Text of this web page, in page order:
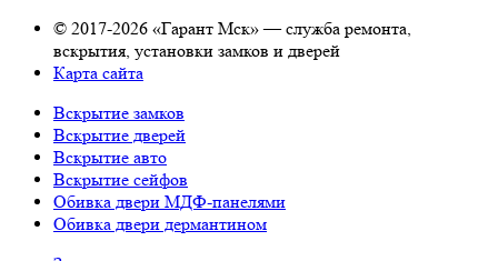
© 2017-2026 «Гарант Мск» — служба ремонта,
вскрытия, установки замков и дверей
Карта сайта
Вскрытие замков
Вскрытие дверей
Вскрытие авто
Вскрытие сейфов
Обивка двери МДФ-панелями
Обивка двери дермантином